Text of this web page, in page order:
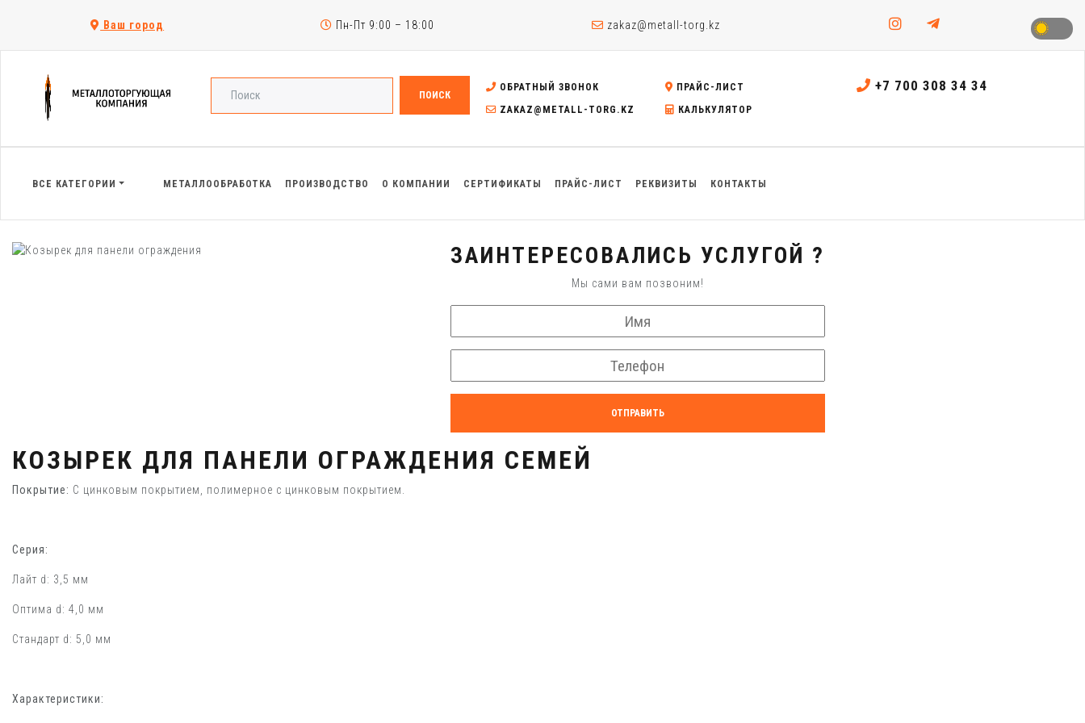
Ваш город Пн-Пт 9:00 – 18:00 zakaz@metall-torg.kz
ПОИСК
ОБРАТНЫЙ ЗВОНОК
ПРАЙС-ЛИСТ
ZAKAZ@METALL-TORG.KZ
КАЛЬКУЛЯТОР
+7 700 308 34 34
ВСЕ КАТЕГОРИИ МЕТАЛЛООБРАБОТКА ПРОИЗВОДСТВО О КОМПАНИИ СЕРТИФИКАТЫ ПРАЙС-ЛИСТ РЕКВИЗИТЫ КОНТАКТЫ
ЗАИНТЕРЕСОВАЛИСЬ УСЛУГОЙ ?
Мы сами вам позвоним!
ОТПРАВИТЬ
КОЗЫРЕК ДЛЯ ПАНЕЛИ ОГРАЖДЕНИЯ СЕМЕЙ
Покрытие: С цинковым покрытием, полимерное с цинковым покрытием.
Серия:
Лайт d: 3,5 мм
Оптима d: 4,0 мм
Стандарт d: 5,0 мм
Характеристики: